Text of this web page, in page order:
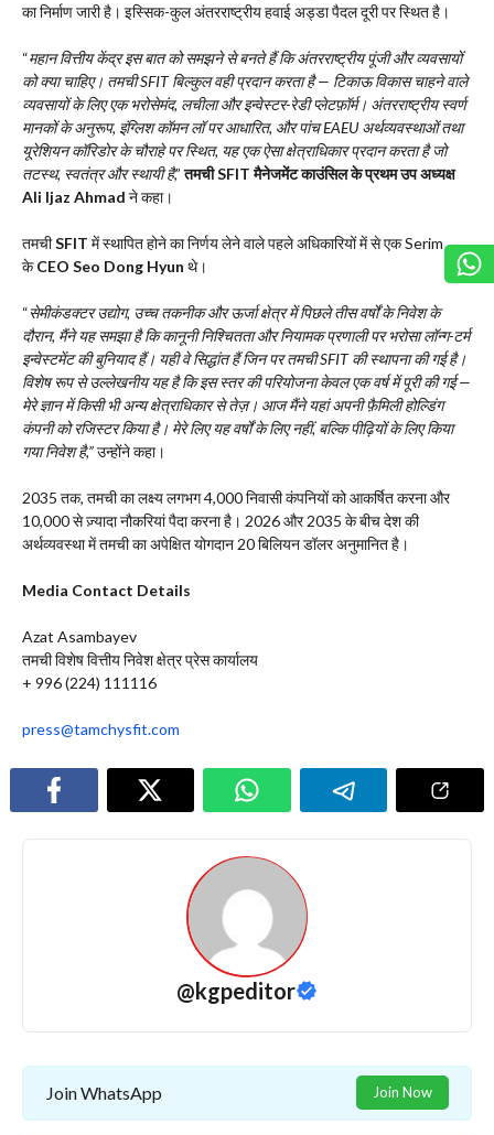
का निर्माण जारी है। इस्सिक-कुल अंतरराष्ट्रीय हवाई अड्डा पैदल दूरी पर स्थित है।
“महान वित्तीय केंद्र इस बात को समझने से बनते हैं कि अंतरराष्ट्रीय पूंजी और व्यवसायों
को क्या चाहिए। तमची SFIT बिल्कुल वही प्रदान करता है — टिकाऊ विकास चाहने वाले
व्यवसायों के लिए एक भरोसेमंद, लचीला और इन्वेस्टर-रेडी प्लेटफ़ॉर्म। अंतरराष्ट्रीय स्वर्ण
मानकों के अनुरूप, इंग्लिश कॉमन लॉ पर आधारित, और पांच EAEU अर्थव्यवस्थाओं तथा
यूरेशियन कॉरिडोर के चौराहे पर स्थित, यह एक ऐसा क्षेत्राधिकार प्रदान करता है जो
तटस्थ, स्वतंत्र और स्थायी है,”तमची SFIT मैनेजमेंट काउंसिल के प्रथम उप अध्यक्ष
Ali Ijaz Ahmad ने कहा।
तमचीSFIT में स्थापित होने का निर्णय लेने वाले पहले अधिकारियों में से एक Serim
केCEO Seo Dong Hyun थे।
“सेमीकंडक्टर उद्योग, उच्च तकनीक और ऊर्जा क्षेत्र में पिछले तीस वर्षों के निवेश के
दौरान, मैंने यह समझा है कि कानूनी निश्चितता और नियामक प्रणाली पर भरोसा लॉन्ग-टर्म
इन्वेस्टमेंट की बुनियाद हैं। यही वे सिद्धांत हैं जिन पर तमची SFIT की स्थापना की गई है।
विशेष रूप से उल्लेखनीय यह है कि इस स्तर की परियोजना केवल एक वर्ष में पूरी की गई —
मेरे ज्ञान में किसी भी अन्य क्षेत्राधिकार से तेज़। आज मैंने यहां अपनी फ़ैमिली होल्डिंग
कंपनी को रजिस्टर किया है। मेरे लिए यह वर्षों के लिए नहीं, बल्कि पीढ़ियों के लिए किया
गया निवेश है,”उन्होंने कहा।
2035 तक, तमची का लक्ष्य लगभग 4,000 निवासी कंपनियों को आकर्षित करना और
10,000 से ज़्यादा नौकरियां पैदा करना है। 2026 और 2035 के बीच देश की
अर्थव्यवस्था में तमची का अपेक्षित योगदान 20 बिलियन डॉलर अनुमानित है।
Media Contact Details
Azat Asambayev
तमची विशेष वित्तीय निवेश क्षेत्र प्रेस कार्यालय
+ 996 (224) 111116
press@tamchysfit.com
@kgpeditor
Join WhatsApp Join Now